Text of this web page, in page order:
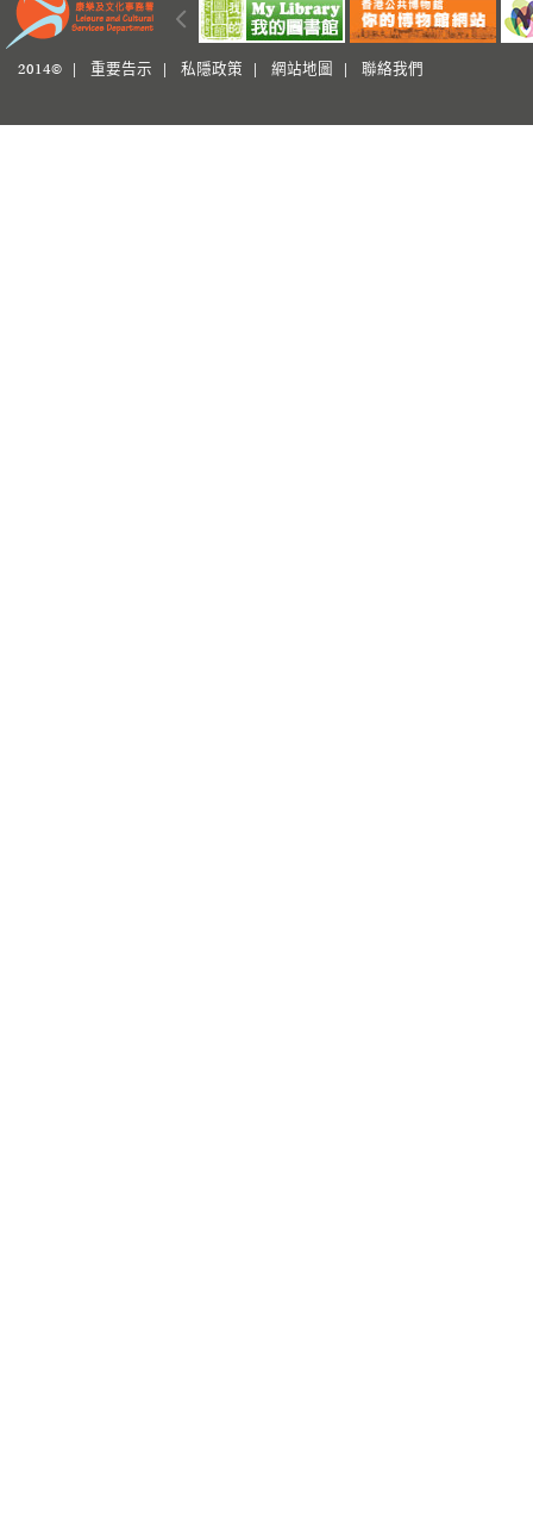
2014© | 重要告示 私隱政策 網站地圖 聯絡我們